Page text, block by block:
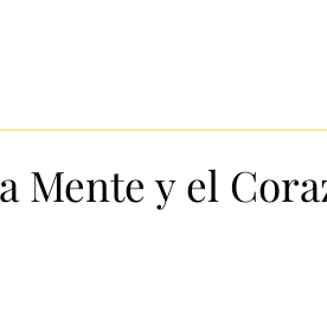
Mente y el